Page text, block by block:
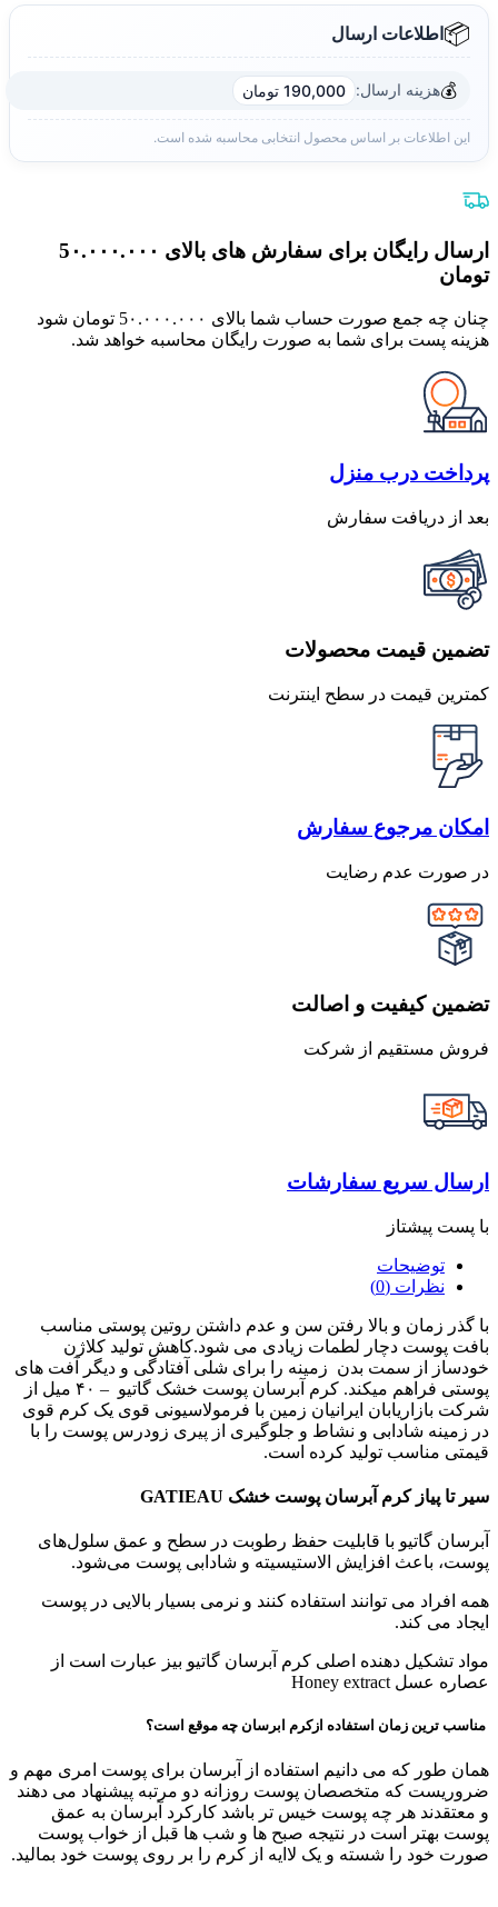
📦اطلاعات ارسال
💰هزینه ارسال: 190,000 تومان
این اطلاعات بر اساس محصول انتخابی محاسبه شده است.
ارسال رایگان برای سفارش های بالای 5٠.٠٠٠.٠٠٠
تومان
چنان چه جمع صورت حساب شما بالای 5٠.٠٠٠.٠٠٠ تومان شود
هزینه پست برای شما به صورت رایگان محاسبه خواهد شد.
پرداخت درب منزل
بعد از دریافت سفارش
تضمین قیمت محصولات
کمترین قیمت در سطح اینترنت
امکان مرجوع سفارش
در صورت عدم رضایت
تضمین کیفیت و اصالت
فروش مستقیم از شرکت
ارسال سریع سفارشات
با پست پیشتاز
توضیحات
نظرات (0)
با گذر زمان و بالا رفتن سن و عدم داشتن روتین پوستی مناسب
بافت پوست دچار لطمات زیادی می شود.کاهش تولید کلاژن
خودساز از سمت بدن زمینه را برای شلی آفتادگی و دیگر آفت های
پوستی فراهم میکند. کرم آبرسان پوست خشک گاتیو – ۴۰ میل از
شرکت بازاریابان ایرانیان زمین با فرمولاسیونی قوی یک کرم قوی
در زمینه شادابی و نشاط و جلوگیری از پیری زودرس پوست را با
قیمتی مناسب تولید کرده است.
سیر تا پیاز کرم آبرسان پوست خشک GATIEAU
آبرسان گاتیو با قابلیت حفظ رطوبت در سطح و عمق سلول‌های
پوست، باعث افزایش الاستیسیته و شادابی پوست می‌شود.
همه افراد می توانند استفاده کنند و نرمی بسیار بالایی در پوست
ایجاد می کند.
مواد تشکیل دهنده اصلی کرم آبرسان گاتیو بیز عبارت است از
عصاره عسل Honey extract
مناسب ترین زمان استفاده ازکرم ابرسان چه موقع است؟
همان طور که می دانیم استفاده از آبرسان برای پوست امری مهم و
ضروریست که متخصصان پوست روزانه دو مرتبه پیشنهاد می دهند
و معتقدند هر چه پوست خیس تر باشد کارکرد آبرسان به عمق
پوست بهتر است در نتیجه صبح ها و شب ها قبل از خواب پوست
صورت خود را شسته و یک لاایه از کرم را بر روی پوست خود بمالید.